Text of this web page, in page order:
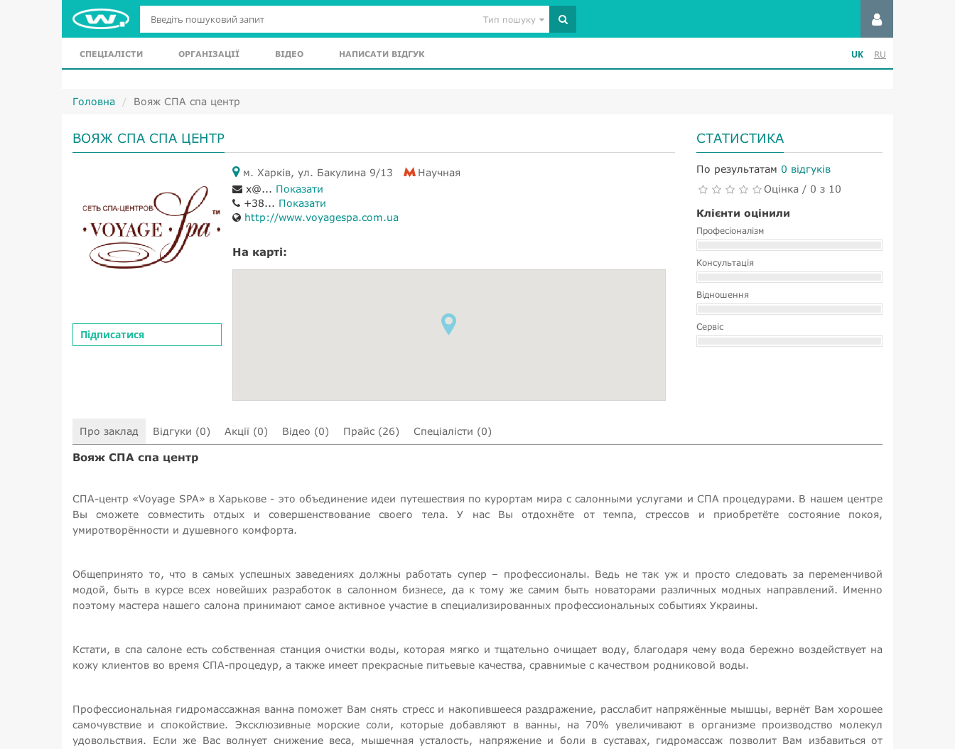
Тип пошуку
СПЕЦІАЛІСТИ ОРГАНІЗАЦІЇ ВІДЕО НАПИСАТИ ВІДГУК UK RU
Головна Вояж СПА спа центр
ВОЯЖ СПА СПА ЦЕНТР
Підписатися
м. Харків, ул. Бакулина 9/13
Научная
x@... Показати
+38... Показати
http://www.voyagespa.com.ua
На карті:
СТАТИСТИКА
По результатам 0 відгуків
Оцінка / 0 з 10
Клієнти оцінили
Професіоналізм
Консультація
Відношення
Сервіс
Про заклад Відгуки (0) Акції (0) Відео (0) Прайс (26) Спеціалісти (0)
Вояж СПА спа центр
СПА-центр «Voyage SPA» в Харькове - это объединение идеи путешествия по курортам мира с салонными услугами и СПА процедурами. В нашем центре
Вы сможете совместить отдых и совершенствование своего тела. У нас Вы отдохнёте от темпа, стрессов и приобретёте состояние покоя,
умиротворённости и душевного комфорта.
Общепринято то, что в самых успешных заведениях должны работать супер – профессионалы. Ведь не так уж и просто следовать за переменчивой
модой, быть в курсе всех новейших разработок в салонном бизнесе, да к тому же самим быть новаторами различных модных направлений. Именно
поэтому мастера нашего салона принимают самое активное участие в специализированных профессиональных событиях Украины.
Кстати, в спа салоне есть собственная станция очистки воды, которая мягко и тщательно очищает воду, благодаря чему вода бережно воздействует на
кожу клиентов во время СПА-процедур, а также имеет прекрасные питьевые качества, сравнимые с качеством родниковой воды.
Профессиональная гидромассажная ванна поможет Вам снять стресс и накопившееся раздражение, расслабит напряжённые мышцы, вернёт Вам хорошее
самочувствие и спокойствие. Эксклюзивные морские соли, которые добавляют в ванны, на 70% увеличивают в организме производство молекул
удовольствия. Если же Вас волнует снижение веса, мышечная усталость, напряжение и боли в суставах, гидромассаж позволит Вам избавиться от